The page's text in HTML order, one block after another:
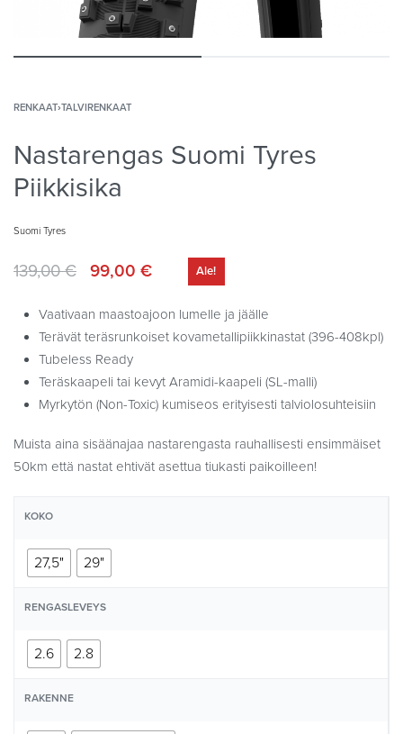
RENKAAT›TALVIRENKAAT
Nastarengas Suomi Tyres
Piikkisika
Suomi Tyres
139,00€ 99,00 € Ale!
Vaativaan maastoajoon lumelle ja jäälle
Terävät teräsrunkoiset kovametallipiikkinastat (396-408kpl)
Tubeless Ready
Teräskaapeli tai kevyt Aramidi-kaapeli (SL-malli)
Myrkytön (Non-Toxic) kumiseos erityisesti talviolosuhteisiin
Muista aina sisäänajaa nastarengasta rauhallisesti ensimmäiset
50km että nastat ehtivät asettua tiukasti paikoilleen!
KOKO
27,5" 29"
RENGASLEVEYS
2.6 2.8
RAKENNE